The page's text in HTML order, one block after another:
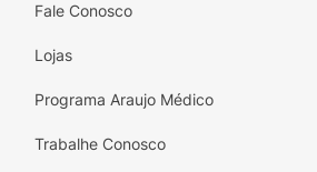
Fale Conosco
Lojas
Programa Araujo Médico
Trabalhe Conosco